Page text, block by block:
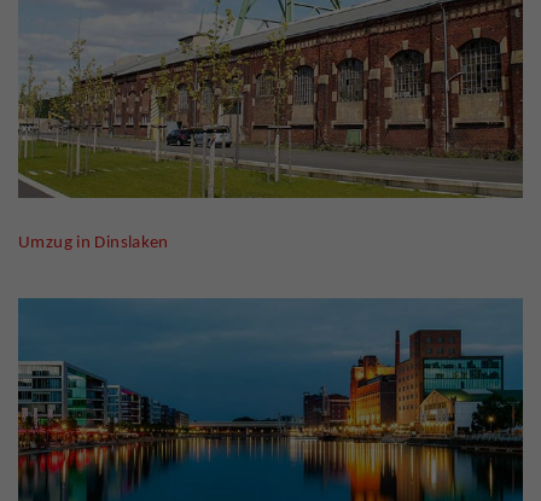
Umzug in Dinslaken